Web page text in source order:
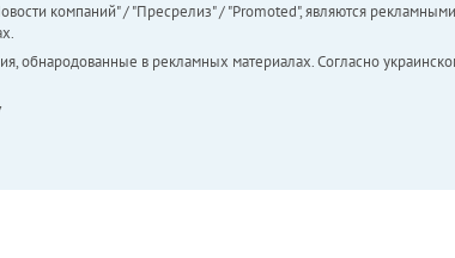
компаний" / "Пресрелиз" / "Promoted", являются
обнародованные в рекламных материалах. Согласно